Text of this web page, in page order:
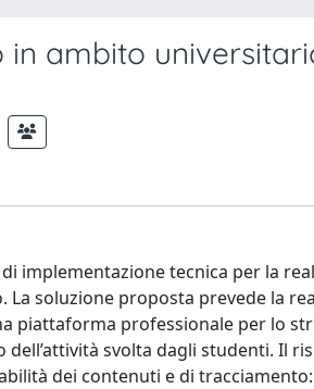
ambito
di implementazione tecnica per la
La soluzione proposta prevede la
piattaforma professionale per lo
svolta dagli studenti. Il
dei contenuti e di